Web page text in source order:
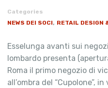
Categories
NEWS DEI SOCI, RETAIL DESIGN
Esselunga avanti sui
lombardo presenta
Roma il primo negozio di
all’ombra del “Cupolone”, in